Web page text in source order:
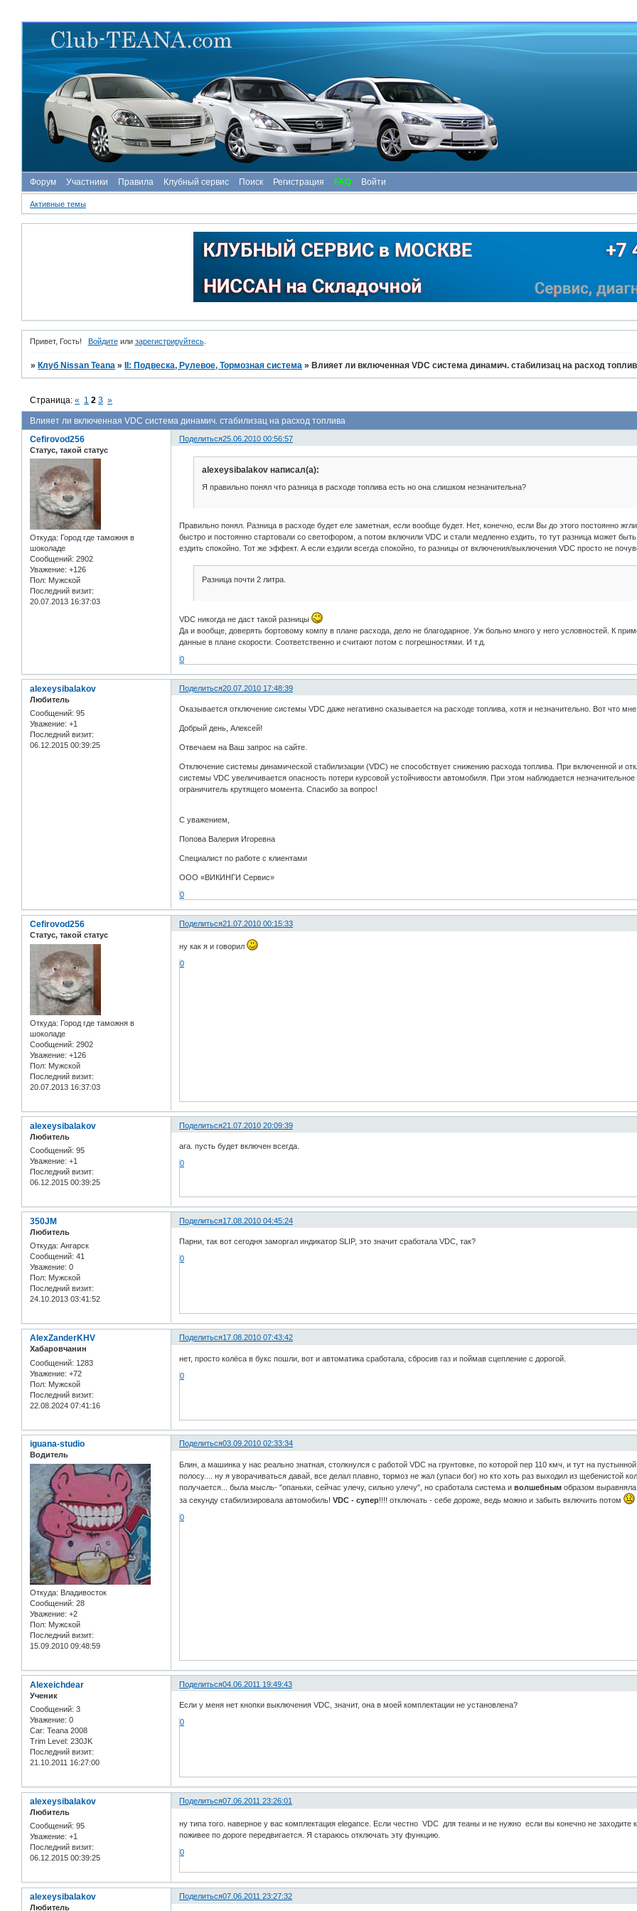
Форум Участники Правила Клубный сервис Поиск Регистрация FAQ Войти
Активные темы
Привет, Гость! Войдитеили зарегистрируйтесь.
» Клуб Nissan Teana » II: Подвеска, Рулевое, Тормозная система » Влияет ли включенная VDC система динамич. стабилизац на расход
Влияет ли включенная VDC система динамич. стабилизац на расход топлива
Страница:« 1 2 3 »
Поделиться25.06.2010 00:56:57
Cefirovod256
Статус, такой статус
Откуда: Город где таможня в
шоколаде
Сообщений: 2902
Уважение: +126
Пол: Мужской
Последний визит:
20.07.2013 16:37:03
alexeysibalakov написал(а):
Я правильно понял что разница в расходе топлива есть но она слишком незначительна?
Правильно понял. Разница в расходе будет еле заметная, если вообще будет. Нет, конечно, если Вы до этого постоянно
быстро и постоянно стартовали со светофором, а потом включили VDC и стали медленно ездить, то тут разница может
ездить спокойно. Тот же эффект. А если ездили всегда спокойно, то разницы от включения/выключения VDC просто не
Разница почти 2 литра.
VDC никогда не даст такой разницы
Да и вообще, доверять бортовому компу в плане расхода, дело не благодарное. Уж больно много у него условностей. К
данные в плане скорости. Соответственно и считают потом с погрешностями. И т.д.
0
Поделиться20.07.2010 17:48:39
alexeysibalakov
Любитель
Сообщений: 95
Уважение: +1
Последний визит:
06.12.2015 00:39:25
Оказывается отключение системы VDC даже негативно сказывается на расходе топлива, хотя и незначительно. Вот что
Добрый день, Алексей!
Отвечаем на Ваш запрос на сайте.
Отключение системы динамической стабилизации (VDC) не способствует снижению расхода топлива. При включенной и
системы VDC увеличивается опасность потери курсовой устойчивости автомобиля. При этом наблюдается
ограничитель крутящего момента. Спасибо за вопрос!
С уважением,
Попова Валерия Игоревна
Специалист по работе с клиентами
ООО «ВИКИНГИ Сервис»
0
Поделиться21.07.2010 00:15:33
Cefirovod256
Статус, такой статус
Откуда: Город где таможня в
шоколаде
Сообщений: 2902
Уважение: +126
Пол: Мужской
Последний визит:
20.07.2013 16:37:03
ну как я и говорил
0
Поделиться21.07.2010 20:09:39
alexeysibalakov
Любитель
Сообщений: 95
Уважение: +1
Последний визит:
06.12.2015 00:39:25
ага. пусть будет включен всегда.
0
Поделиться17.08.2010 04:45:24
350JM
Любитель
Откуда: Ангарск
Сообщений: 41
Уважение: 0
Пол: Мужской
Последний визит:
24.10.2013 03:41:52
Парни, так вот сегодня заморгал индикатор SLIP, это значит сработала VDC, так?
0
Поделиться17.08.2010 07:43:42
AlexZanderKHV
Хабаровчанин
Сообщений: 1283
Уважение: +72
Пол: Мужской
Последний визит:
22.08.2024 07:41:16
нет, просто колёса в букс пошли, вот и автоматика сработала, сбросив газ и поймав сцепление с дорогой.
0
Поделиться03.09.2010 02:33:34
iguana-studio
Водитель
Откуда: Владивосток
Сообщений: 28
Уважение: +2
Пол: Мужской
Последний визит:
15.09.2010 09:48:59
Блин, а машинка у нас реально знатная, столкнулся с работой VDC на грунтовке, по которой пер 110 кмч, и тут на
полосу.... ну я уворачиваться давай, все делал плавно, тормоз не жал (упаси бог) но кто хоть раз выходил из щебенистой
получается... была мысль- "опаньки, сейчас улечу, сильно улечу", но сработала система иволшебным образом выравняла
за секунду стабилизировала автомобиль!VDC - супер!!!! отключать - себе дороже, ведь можно и забыть включить потом
0
Поделиться04.06.2011 19:49:43
Alexeichdear
Ученик
Сообщений: 3
Уважение: 0
Car: Teana 2008
Trim Level: 230JK
Последний визит:
21.10.2011 16:27:00
Если у меня нет кнопки выключения VDC, значит, она в моей комплектации не установлена?
0
Поделиться07.06.2011 23:26:01
alexeysibalakov
Любитель
Сообщений: 95
Уважение: +1
Последний визит:
06.12.2015 00:39:25
ну типа того. наверное у вас комплектация elegance. Если честно VDC для теаны и не нужно если вы конечно не
поживее по дороге передвигается. Я стараюсь отключать эту функцию.
0
Поделиться07.06.2011 23:27:32
alexeysibalakov
Любитель